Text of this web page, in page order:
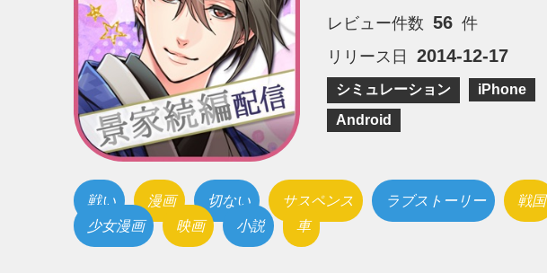
レビュー件数 56 件
リリース日
2014-12-17
シミュレーション
iPhone
Android
戦い 漫画 切ない サスペンス ラブストーリー
戦国
少女漫画
映画 小説 車